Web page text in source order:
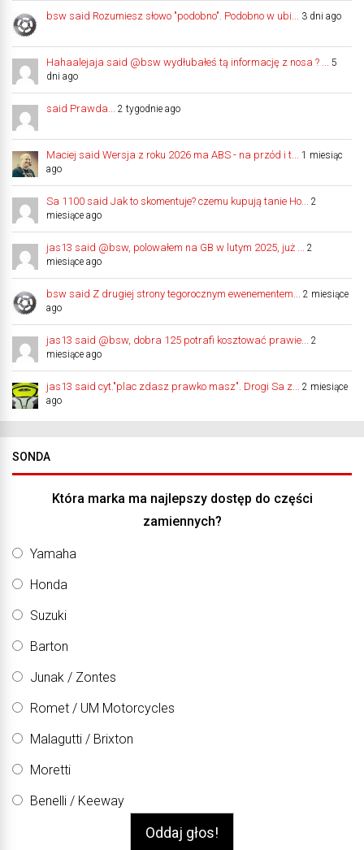
bsw said Rozumiesz słowo "podobno". Podobno w ubi... 3 dni ago
Hahaalejaja said @bsw wydłubałeś tą informację z nosa ? ...
5
dni ago
said Prawda... 2 tygodnie ago
Maciej said Wersja z roku 2026 ma ABS - na przód i t...
1 miesiąc
ago
Sa 1100 said Jak to skomentuje? czemu kupują tanie Ho...
2
miesiące ago
jas13 said @bsw, polowałem na GB w lutym 2025, już ...
2
miesiące ago
bsw said Z drugiej strony tegorocznym ewenementem...
2 miesiące
ago
jas13 said @bsw, dobra 125 potrafi kosztować prawie...
2
miesiące ago
jas13 said cyt."plac zdasz prawko masz". Drogi Sa z...
2 miesiące
ago
SONDA
Która marka ma najlepszy dostęp do części
zamiennych?
Yamaha
Honda
Suzuki
Barton
Junak / Zontes
Romet / UM Motorcycles
Malagutti / Brixton
Moretti
Benelli / Keeway